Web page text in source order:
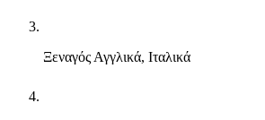
Ξεναγός Αγγλικά, Ιταλικά